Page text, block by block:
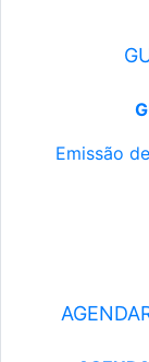
Emissão